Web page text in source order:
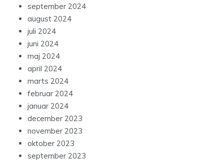
september 2024
august 2024
juli 2024
juni 2024
maj 2024
april 2024
marts 2024
februar 2024
januar 2024
december 2023
november 2023
oktober 2023
september 2023